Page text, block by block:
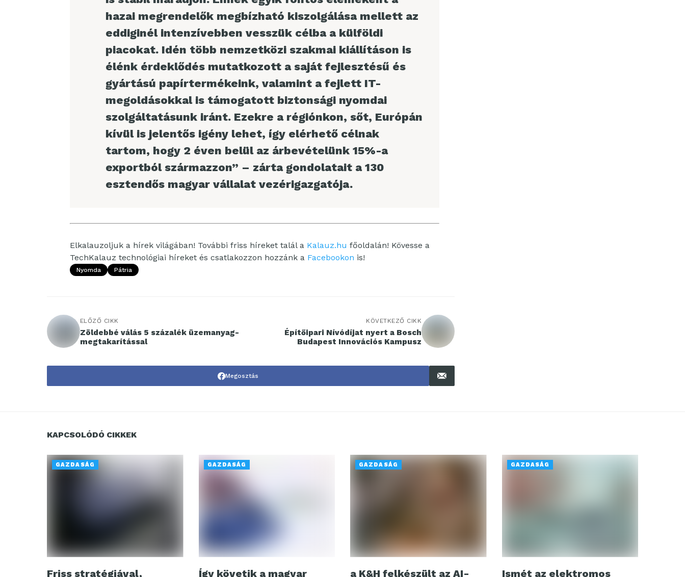
hazai megrendelők megbízható kiszolgálása mellett az
eddiginél intenzívebben vesszük célba a külföldi
piacokat. Idén több nemzetközi szakmai kiállításon is
élénk érdeklődés mutatkozott a saját fejlesztésű és
gyártású papírtermékeink, valamint a fejlett IT-
megoldásokkal is támogatott biztonsági nyomdai
szolgáltatásunk iránt. Ezekre a régiónkon, sőt, Európán
kívül is jelentős igény lehet, így elérhető célnak
tartom, hogy 2 éven belül az árbevételünk 15%-a
exportból származzon” – zárta gondolatait a 130
esztendős magyar vállalat vezérigazgatója.
Elkalauzoljuk a hírek világában! További friss híreket talál a Kalauz.hu főoldalán! Kövesse a
TechKalauz technológiai híreket és csatlakozzon hozzánk a Facebookon is!
Nyomda Pátria
ELŐZŐ CIKK
Zöldebbé válás 5 százalék üzemanyag-
megtakarítással
KÖVETKEZŐ CIKK
Építőipari Nívódíjat nyert a Bosch
Budapest Innovációs Kampusz
Megosztás
KAPCSOLÓDÓ CIKKEK
GAZDASÁG
Friss stratégiával,
GAZDASÁG
Így követik a magyar
GAZDASÁG
a K&H felkészült az AI-
GAZDASÁG
Ismét az elektromos